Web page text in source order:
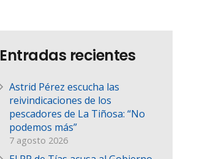
Entradas recientes
Astrid Pérez escucha las
reivindicaciones de los
pescadores de La Tiñosa: “No
podemos más”
7 agosto 2026